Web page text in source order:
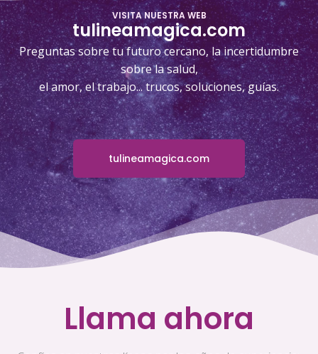
VISITA NUESTRA WEB
tulineamagica.com
Preguntas sobre tu futuro cercano, la incertidumbre
sobre la salud,
el amor, el trabajo... trucos, soluciones, guías.
tulineamagica.com
Llama ahora